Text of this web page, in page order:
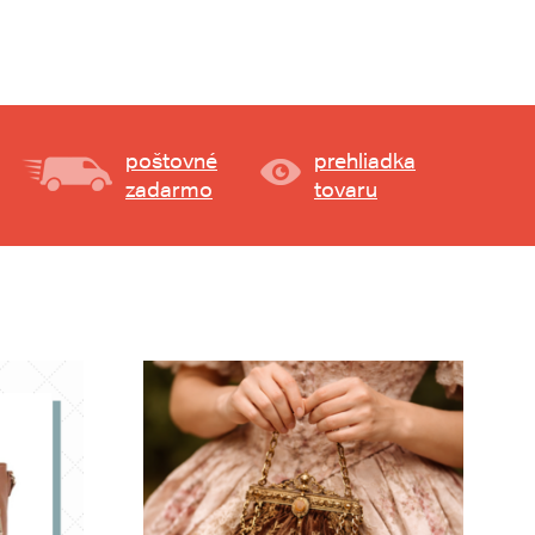
poštovné
zadarmo
prehliadka
tovaru